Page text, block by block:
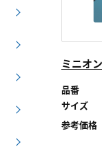
ミニオ
品番
サイズ
参考価格